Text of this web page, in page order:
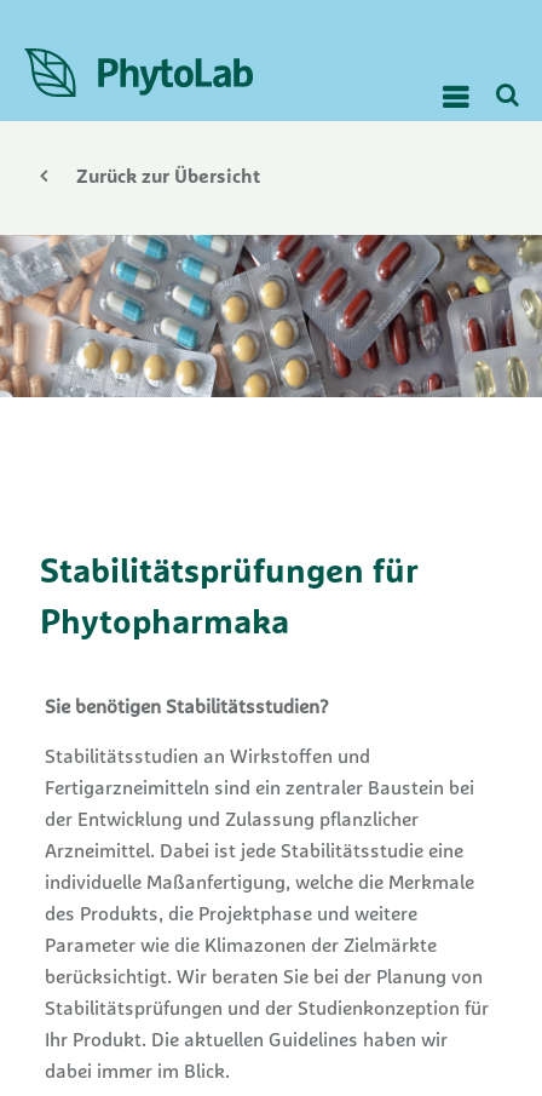
Zurück zur Übersicht
Stabilitätsprüfungen für
Phytopharmaka
Sie benötigen Stabilitätsstudien?
Stabilitätsstudien an Wirkstoffen und
Fertigarzneimitteln sind ein zentraler Baustein bei
der Entwicklung und Zulassung pflanzlicher
Arzneimittel. Dabei ist jede Stabilitätsstudie eine
individuelle Maßanfertigung, welche die Merkmale
des Produkts, die Projektphase und weitere
Parameter wie die Klimazonen der Zielmärkte
berücksichtigt. Wir beraten Sie bei der Planung von
Stabilitätsprüfungen und der Studienkonzeption für
Ihr Produkt. Die aktuellen Guidelines haben wir
dabei immer im Blick.